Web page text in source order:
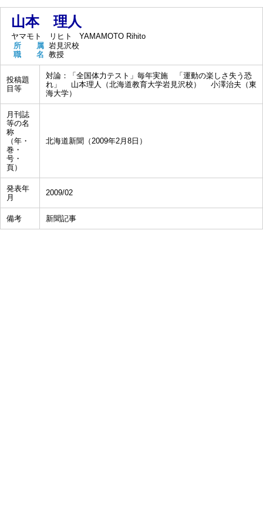
山本 理人
ヤマモト リヒト
YAMAMOTO Rihito
所 属 岩見沢校
職 名 教授
投稿題
目等
対論：「全国体力テスト」毎年実施 「運動の楽しさ失う恐
れ」 山本理人（北海道教育大学岩見沢校） 小澤治夫（東
海大学）
月刊誌
等の名
称
（年・
巻・
号・
頁）
北海道新聞（2009年2月8日）
発表年
月
2009/02
備考 新聞記事